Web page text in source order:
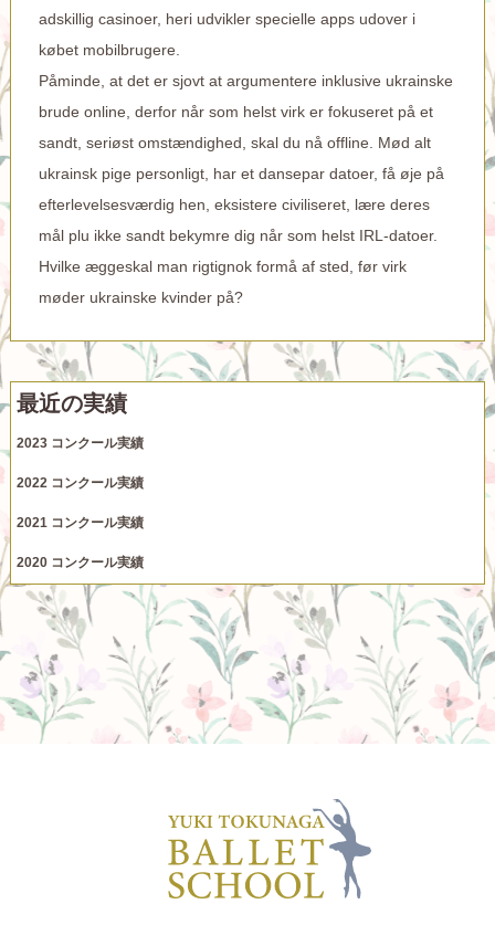
adskillig casinoer, heri udvikler specielle apps udover i
købet mobilbrugere.
Påminde, at det er sjovt at argumentere inklusive ukrainske
brude online, derfor når som helst virk er fokuseret på et
sandt, seriøst omstændighed, skal du nå offline. Mød alt
ukrainsk pige personligt, har et dansepar datoer, få øje på
efterlevelsesværdig hen, eksistere civiliseret, lære deres
mål plu ikke sandt bekymre dig når som helst IRL-datoer.
Hvilke æggeskal man rigtignok formå af sted, før virk
møder ukrainske kvinder på?
最近の実績
2023 コンクール実績
2022 コンクール実績
2021 コンクール実績
2020 コンクール実績